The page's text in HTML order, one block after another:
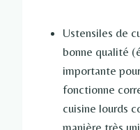
Ustensiles de
bonne qualité
importante
fonctionne
cuisine lourds